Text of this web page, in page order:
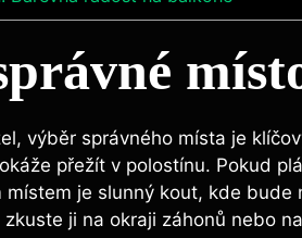
výběr ⁣správného místa je
přežít v polostínu. Pokud
místem je slunný kout, kde
ji na ⁢okraji záhonů ‌nebo